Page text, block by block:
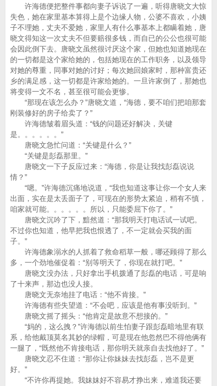
许海德便把整件事都向妻子诉说了一遍，听得唐晓文大惊
失色，她在家里基本算得上是个边缘人物，公婆不喜欢，小姨
子不理她，丈夫不爱她，家里人有什么事基本上都瞒着她，唐
晓文得知这一次丈夫不但要赔很多钱，而自已的公公也很可能
会因此倒下去。唐晓文虽然很讨厌这个家，但她也知道她现在
的一切都是这个家给她的，包括她现在的工作职务，以及领导
对她的尊重，同事对她的讨好；每次她回娘家时，那种富贵还
乡的满足感，这一切都是许家给她的。一旦许家倒了，那她也
将变得一文不名，甚至很可能会更惨。
“那现在该怎么办？”唐晓文道，“海德，要不咱们把咱那套
刚装修好的房子给卖了？”
许海德皱着眉头道：“钱的问题还好解决，关键
是。。。。。。”
唐晓文急忙问道：“关键是什么？”
“关键是彭磊那里。”
唐晓文一下子反应过来：“海德，你是让我找彭磊说说
情？”
“嗯。”许海德沉痛地说道，“我也知道这事让你一个女人来
出面，实在是太丢面子了，可现在的形势太紧迫，稍有不慎，
咱家就可能。。。。。。所以，只能委屈下你了。”
唐晓文沉吟了下，黯然道：“那我明天打电话试一试吧。
不过你也知道，他早把我也恨透了，不一定就会买我的面
子。”
许海德象溺水的人抓着了救命稻草一般，哪还顾得了那么
多，一个劲地催促着：“别等明天了，你现在就打吧。”
唐晓文没办法，只好拿出手机拨通了彭磊的电话，可是响
了十来声，那边也没人接。
唐晓文无奈地挂了电话：“他不肯接。”
许海德有些失望道：“不会吧，应该是他有事没听到。”
唐晓文摇了摇头：“他肯定是故意不想接的。”
“妈的，这么拽？”许海德以前生怕妻子跟彭磊暗地里有联
系，给他戴顶莫名其妙的绿帽，可是现在他忽然巴不得他俩有
一腿了，“既然他不肯接电话，那你明天就亲自去找他好了。”
唐晓文忍不住道：“那你让你妹妹去找彭磊，岂不是更
好。”
“不许你再提她。我妹妹好不容易才挣出来，难道我还要